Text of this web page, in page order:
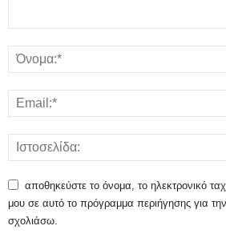
αποθηκεύστε το όνομα, το ηλεκτρονικό
μου σε αυτό το πρόγραμμα περιήγησης για
σχολιάσω.